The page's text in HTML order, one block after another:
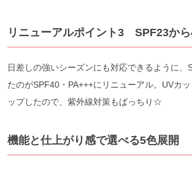
リニューアルポイント3 SPF23から
日差しの強いシーズンにも対応できるように、
たのがSPF40・PA+++にリニューアル。UVカ
ップしたので、紫外線対策もばっちり☆
機能と仕上がり感で選べる5色展開